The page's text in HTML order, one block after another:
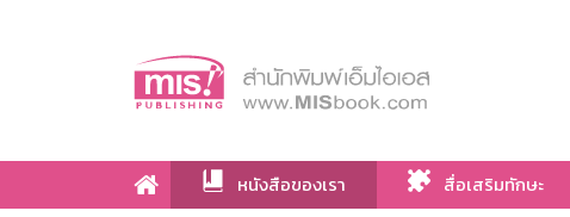
หนังสือของเรา สื่อเสริมทักษะ